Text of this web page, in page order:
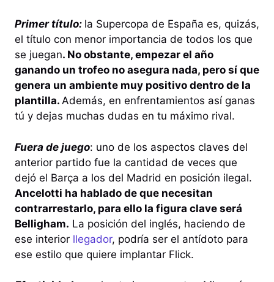
Primer título: la Supercopa de España es, quizás,
el título con menor importancia de todos los que
se juegan. No obstante, empezar el año
ganando un trofeo no asegura nada, pero sí que
genera un ambiente muy positivo dentro de la
plantilla. Además, en enfrentamientos así ganas
tú y dejas muchas dudas en tu máximo rival.
Fuera de juego: uno de los aspectos claves del
anterior partido fue la cantidad de veces que
dejó el Barça a los del Madrid en posición ilegal.
Ancelotti ha hablado de que necesitan
contrarrestarlo, para ello la figura clave será
Belligham. La posición del inglés, haciendo de
ese interior llegador, podría ser el antídoto para
ese estilo que quiere implantar Flick.